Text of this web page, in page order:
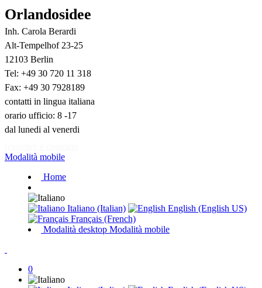
Orlandosidee
Inh. Carola Berardi
Alt-Tempelhof 23-25
12103 Berlin
Tel: +49 30 720 11 318
Fax: +49 30 7928189
contatti in lingua italiana
orario ufficio: 8 -17
dal lunedi al venerdi
Modalità mobile
Home
Italiano (Italian)
English (English US)
Français (French)
Modalità desktop Modalità mobile
0